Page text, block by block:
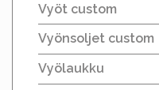
Vyöt custom
Vyönsoljet custom
Vyölaukku